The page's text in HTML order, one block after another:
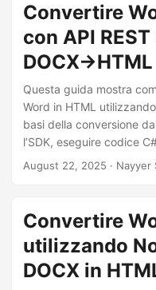
n
Convertire
con API
DOCX→HTML
Questa guida mostra
Word in HTML
basi della conversione
l’SDK, eseguire codice
pagine web pulite e
August 22, 2025 · Nayyer
Convertire
utilizzando
DOCX in